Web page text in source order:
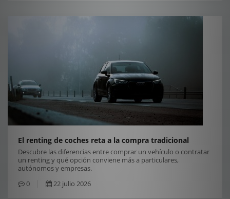
El renting de coches reta a la compra tradicional
Descubre las diferencias entre comprar un vehículo o contratar
un renting y qué opción conviene más a particulares,
autónomos y empresas.
0
22 julio 2026